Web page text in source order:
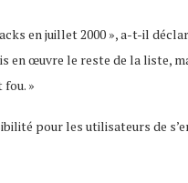
en juillet 2000 », a-t-il
en œuvre le reste de la liste,
»
pour les utilisateurs de